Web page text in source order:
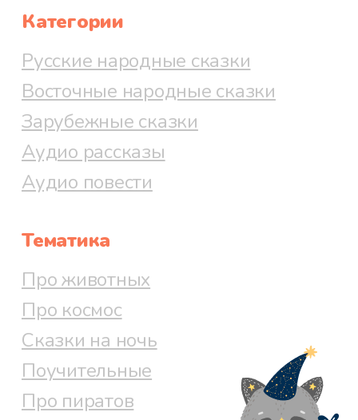
Категории
Русские народные сказки
Восточные народные сказки
Зарубежные сказки
Аудио рассказы
Аудио повести
Тематика
Про животных
Про космос
Сказки на ночь
Поучительные
Про пиратов